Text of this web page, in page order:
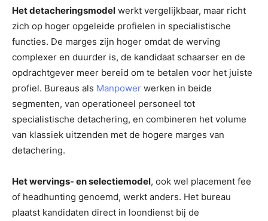
Het detacheringsmodel werkt vergelijkbaar, maar richt
zich op hoger opgeleide profielen in specialistische
functies. De marges zijn hoger omdat de werving
complexer en duurder is, de kandidaat schaarser en de
opdrachtgever meer bereid om te betalen voor het juiste
profiel. Bureaus als Manpower werken in beide
segmenten, van operationeel personeel tot
specialistische detachering, en combineren het volume
van klassiek uitzenden met de hogere marges van
detachering.
Het wervings- en selectiemodel, ook wel placement fee
of headhunting genoemd, werkt anders. Het bureau
plaatst kandidaten direct in loondienst bij de